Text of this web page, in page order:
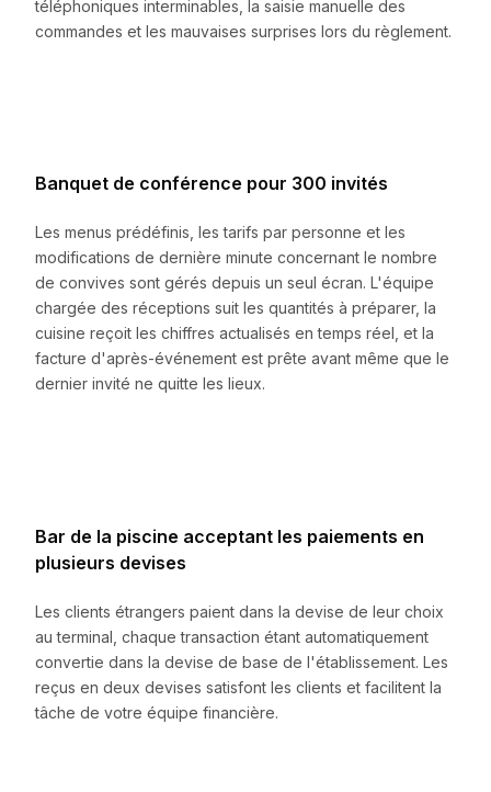
téléphoniques interminables, la saisie manuelle des
commandes et les mauvaises surprises lors du règlement.
Banquet de conférence pour 300 invités
Les menus prédéfinis, les tarifs par personne et les
modifications de dernière minute concernant le nombre
de convives sont gérés depuis un seul écran. L'équipe
chargée des réceptions suit les quantités à préparer, la
cuisine reçoit les chiffres actualisés en temps réel, et la
facture d'après-événement est prête avant même que le
dernier invité ne quitte les lieux.
Bar de la piscine acceptant les paiements en
plusieurs devises
Les clients étrangers paient dans la devise de leur choix
au terminal, chaque transaction étant automatiquement
convertie dans la devise de base de l'établissement. Les
reçus en deux devises satisfont les clients et facilitent la
tâche de votre équipe financière.